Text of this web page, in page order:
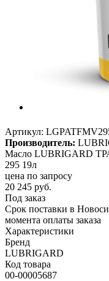
Артикул:
Производитель:
Масло LUBRIGARD
295 19л
цена по запросу
20 245 руб.
Под заказ
Срок поставки в
момента оплаты заказа
Характеристики
Бренд
LUBRIGARD
Код товара
00-00005687